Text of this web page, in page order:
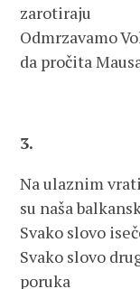
zarotiraju
Odmrzavamo
da pročita
3.
Na ulaznim
su naša
Svako slovo
Svako slovo
poruka